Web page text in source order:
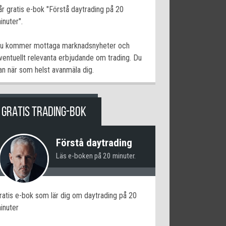
gratis e-bok "Förstå daytrading på 20
kommer mottaga marknadsnyheter och
relevanta erbjudande om trading. Du
när som helst avanmäla dig.
GRATIS TRADING-BOK
Förstå daytrading
Läs e-boken på 20 minuter.
e-bok som lär dig om daytrading på 20